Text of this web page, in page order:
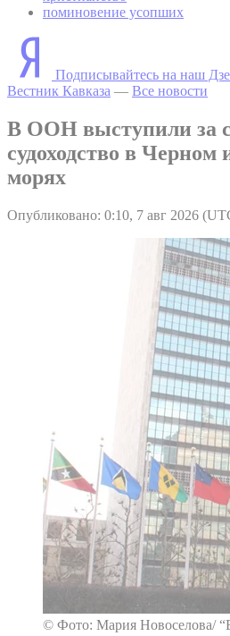
поминовение усопших
Подписывайтесь на наш
Вестник Кавказа — Все новости
В ООН выступили за
судоходство в Черном
морях
Опубликовано: 0:10, 7 авг 2026
© Фото: Мария Новоселова/